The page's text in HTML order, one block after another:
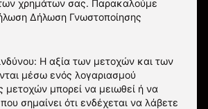
χρημάτων σας. Παρακαλούμε
Δήλωση Γνωστοποίησης
Η αξία των μετοχών και των
μέσω ενός λογαριασμού
μετοχών μπορεί να μειωθεί ή να
σημαίνει ότι ενδέχεται να λάβετε